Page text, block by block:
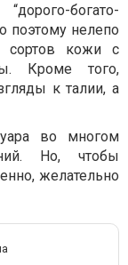
богато-
поэтому нелепо
сортов кожи с
Кроме того,
к талии, а
во многом
Но, чтобы
желательно